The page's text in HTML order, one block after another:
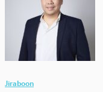
Jiraboon